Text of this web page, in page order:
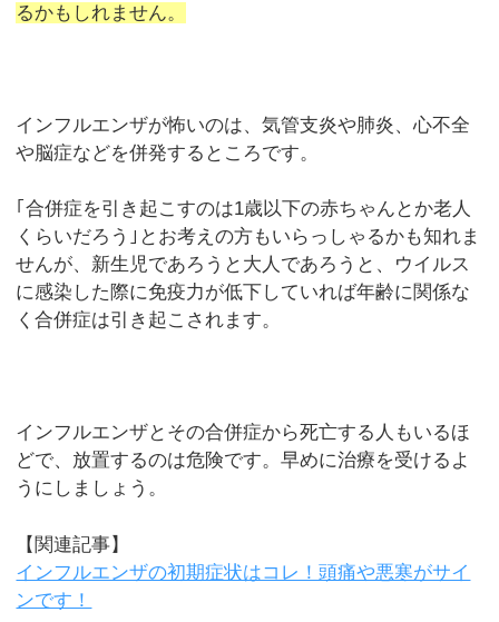
るかもしれません。
インフルエンザが怖いのは、気管支炎や肺炎、心不全
や脳症などを併発するところです。
｢合併症を引き起こすのは1歳以下の赤ちゃんとか老人
くらいだろう｣とお考えの方もいらっしゃるかも知れま
せんが、新生児であろうと大人であろうと、ウイルス
に感染した際に免疫力が低下していれば年齢に関係な
く合併症は引き起こされます。
インフルエンザとその合併症から死亡する人もいるほ
どで、放置するのは危険です。早めに治療を受けるよ
うにしましょう。
【関連記事】
インフルエンザの初期症状はコレ！頭痛や悪寒がサイ
ンです！